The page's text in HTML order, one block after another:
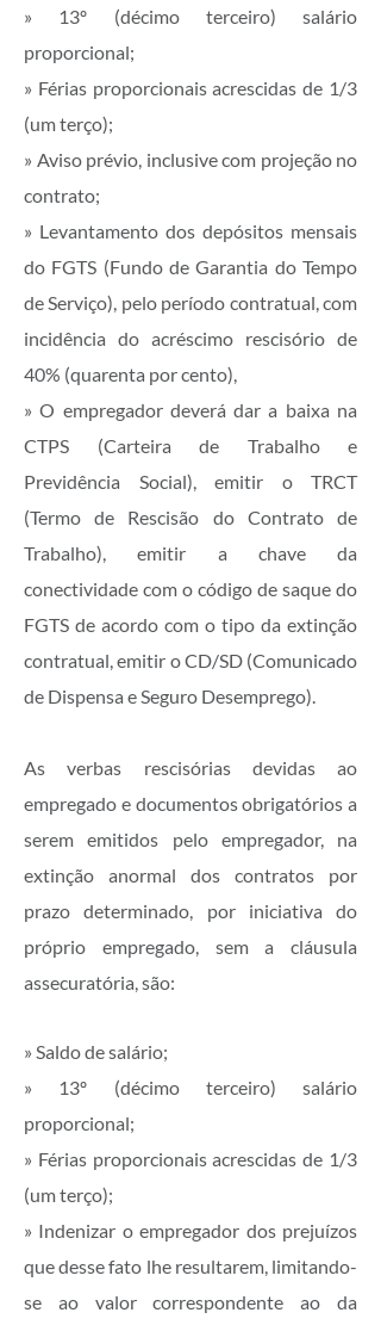
» 13º (décimo terceiro) salário
proporcional;
» Férias proporcionais acrescidas de 1/3
(um terço);
» Aviso prévio, inclusive com projeção no
contrato;
» Levantamento dos depósitos mensais
do FGTS (Fundo de Garantia do Tempo
de Serviço), pelo período contratual, com
incidência do acréscimo rescisório de
40% (quarenta por cento),
» O empregador deverá dar a baixa na
CTPS (Carteira de Trabalho e
Previdência Social), emitir o TRCT
(Termo de Rescisão do Contrato de
Trabalho), emitir a chave da
conectividade com o código de saque do
FGTS de acordo com o tipo da extinção
contratual, emitir o CD/SD (Comunicado
de Dispensa e Seguro Desemprego).
As verbas rescisórias devidas ao
empregado e documentos obrigatórios a
serem emitidos pelo empregador, na
extinção anormal dos contratos por
prazo determinado, por iniciativa do
próprio empregado, sem a cláusula
assecuratória, são:
» Saldo de salário;
» 13º (décimo terceiro) salário
proporcional;
» Férias proporcionais acrescidas de 1/3
(um terço);
» Indenizar o empregador dos prejuízos
que desse fato lhe resultarem, limitando-
se ao valor correspondente ao da